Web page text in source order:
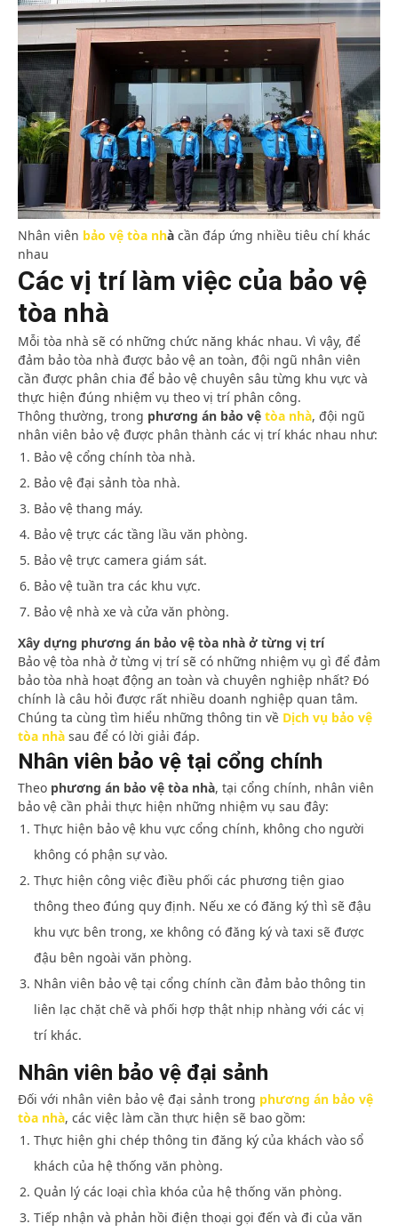
Nhân viên bảo vệ tòa nhà cần đáp ứng nhiều tiêu chí khác
nhau
Các vị trí làm việc của bảo vệ
tòa nhà
Mỗi tòa nhà sẽ có những chức năng khác nhau. Vì vậy, để
đảm bảo tòa nhà được bảo vệ an toàn, đội ngũ nhân viên
cần được phân chia để bảo vệ chuyên sâu từng khu vực và
thực hiện đúng nhiệm vụ theo vị trí phân công.
Thông thường, trong phương án bảo vệ tòa nhà, đội ngũ
nhân viên bảo vệ được phân thành các vị trí khác nhau như:
Bảo vệ cổng chính tòa nhà.
Bảo vệ đại sảnh tòa nhà.
Bảo vệ thang máy.
Bảo vệ trực các tầng lầu văn phòng.
Bảo vệ trực camera giám sát.
Bảo vệ tuần tra các khu vực.
Bảo vệ nhà xe và cửa văn phòng.
Xây dựng phương án bảo vệ tòa nhà ở từng vị trí
Bảo vệ tòa nhà ở từng vị trí sẽ có những nhiệm vụ gì để đảm
bảo tòa nhà hoạt động an toàn và chuyên nghiệp nhất? Đó
chính là câu hỏi được rất nhiều doanh nghiệp quan tâm.
Chúng ta cùng tìm hiểu những thông tin về Dịch vụ bảo vệ
tòa nhà sau để có lời giải đáp.
Nhân viên bảo vệ tại cổng chính
Theo phương án bảo vệ tòa nhà, tại cổng chính, nhân viên
bảo vệ cần phải thực hiện những nhiệm vụ sau đây:
Thực hiện bảo vệ khu vực cổng chính, không cho người
không có phận sự vào.
Thực hiện công việc điều phối các phương tiện giao
thông theo đúng quy định. Nếu xe có đăng ký thì sẽ đậu
khu vực bên trong, xe không có đăng ký và taxi sẽ được
đậu bên ngoài văn phòng.
Nhân viên bảo vệ tại cổng chính cần đảm bảo thông tin
liên lạc chặt chẽ và phối hợp thật nhịp nhàng với các vị
trí khác.
Nhân viên bảo vệ đại sảnh
Đối với nhân viên bảo vệ đại sảnh trong phương án bảo vệ
tòa nhà, các việc làm cần thực hiện sẽ bao gồm:
Thực hiện ghi chép thông tin đăng ký của khách vào sổ
khách của hệ thống văn phòng.
Quản lý các loại chìa khóa của hệ thống văn phòng.
Tiếp nhận và phản hồi điện thoại gọi đến và đi của văn